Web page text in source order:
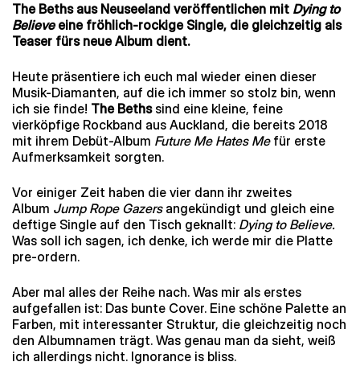
The Beths aus Neuseeland veröffentlichen mit Dying to
Believeeine fröhlich-rockige Single, die gleichzeitig als
Teaser fürs neue Album dient.
Heute präsentiere ich euch mal wieder einen dieser
Musik-Diamanten, auf die ich immer so stolz bin, wenn
ich sie finde! The Bethssind eine kleine, feine
vierköpfige Rockband aus Auckland, die bereits 2018
mit ihrem Debüt-Album Future Me Hates Me für erste
Aufmerksamkeit sorgten.
Vor einiger Zeit haben die vier dann ihr zweites
Album Jump Rope Gazers angekündigt und gleich eine
deftige Single auf den Tisch geknallt: Dying to Believe.
Was soll ich sagen, ich denke, ich werde mir die Platte
pre-ordern.
Aber mal alles der Reihe nach. Was mir als erstes
aufgefallen ist: Das bunte Cover. Eine schöne Palette an
Farben, mit interessanter Struktur, die gleichzeitig noch
den Albumnamen trägt. Was genau man da sieht, weiß
ich allerdings nicht. Ignorance is bliss.